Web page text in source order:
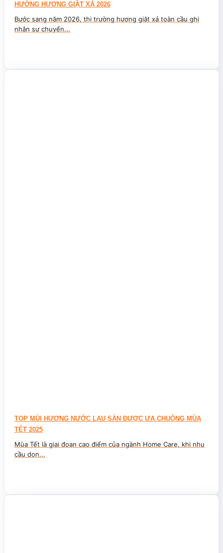
HƯỚNG HƯƠNG GIẶT XẢ 2026
Bước sang năm 2026, thị trường hương giặt xả toàn cầu ghi
nhận sự chuyển...
TOP MÙI HƯƠNG NƯỚC LAU SÀN ĐƯỢC ƯA CHUỘNG MÙA
TẾT 2025
Mùa Tết là giai đoạn cao điểm của ngành Home Care, khi nhu
cầu dọn...